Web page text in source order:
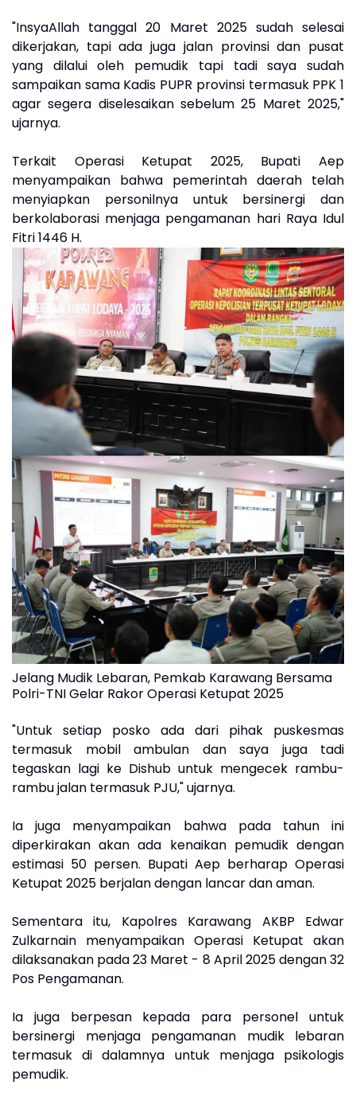
"InsyaAllah tanggal 20 Maret 2025 sudah selesai
dikerjakan, tapi ada juga jalan provinsi dan pusat
yang dilalui oleh pemudik tapi tadi saya sudah
sampaikan sama Kadis PUPR provinsi termasuk PPK 1
agar segera diselesaikan sebelum 25 Maret 2025,"
ujarnya.
Terkait Operasi Ketupat 2025, Bupati Aep
menyampaikan bahwa pemerintah daerah telah
menyiapkan personilnya untuk bersinergi dan
berkolaborasi menjaga pengamanan hari Raya Idul
Fitri 1446 H.
Jelang Mudik Lebaran, Pemkab Karawang Bersama
Polri-TNI Gelar Rakor Operasi Ketupat 2025
"Untuk setiap posko ada dari pihak puskesmas
termasuk mobil ambulan dan saya juga tadi
tegaskan lagi ke Dishub untuk mengecek rambu-
rambu jalan termasuk PJU," ujarnya.
Ia juga menyampaikan bahwa pada tahun ini
diperkirakan akan ada kenaikan pemudik dengan
estimasi 50 persen. Bupati Aep berharap Operasi
Ketupat 2025 berjalan dengan lancar dan aman.
Sementara itu, Kapolres Karawang AKBP Edwar
Zulkarnain menyampaikan Operasi Ketupat akan
dilaksanakan pada 23 Maret - 8 April 2025 dengan 32
Pos Pengamanan.
Ia juga berpesan kepada para personel untuk
bersinergi menjaga pengamanan mudik lebaran
termasuk di dalamnya untuk menjaga psikologis
pemudik.